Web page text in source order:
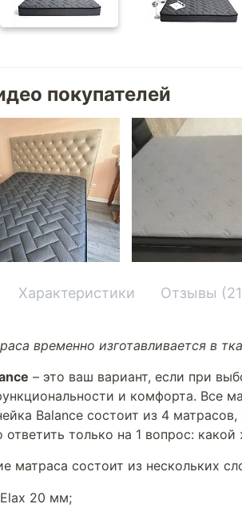
покупателей
Характеристики Отзывы
временно изготавливается в
– это ваш вариант, если при
и комфорта. Все
Balance состоит из 4
ответить только на 1 вопрос:
матраса состоит из нескольких
20 мм;